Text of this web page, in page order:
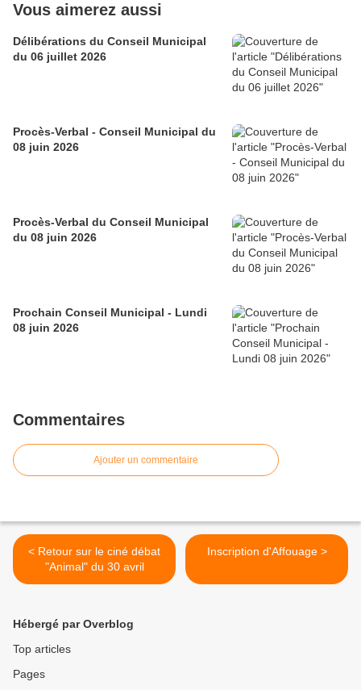
Vous aimerez aussi
Délibérations du Conseil Municipal
du 06 juillet 2026
Procès-Verbal - Conseil Municipal du
08 juin 2026
Procès-Verbal du Conseil Municipal
du 08 juin 2026
Prochain Conseil Municipal - Lundi
08 juin 2026
Commentaires
Ajouter un commentaire
< Retour sur le ciné débat
"Animal" du 30 avril
Inscription d'Affouage >
Hébergé par Overblog
Top articles
Pages